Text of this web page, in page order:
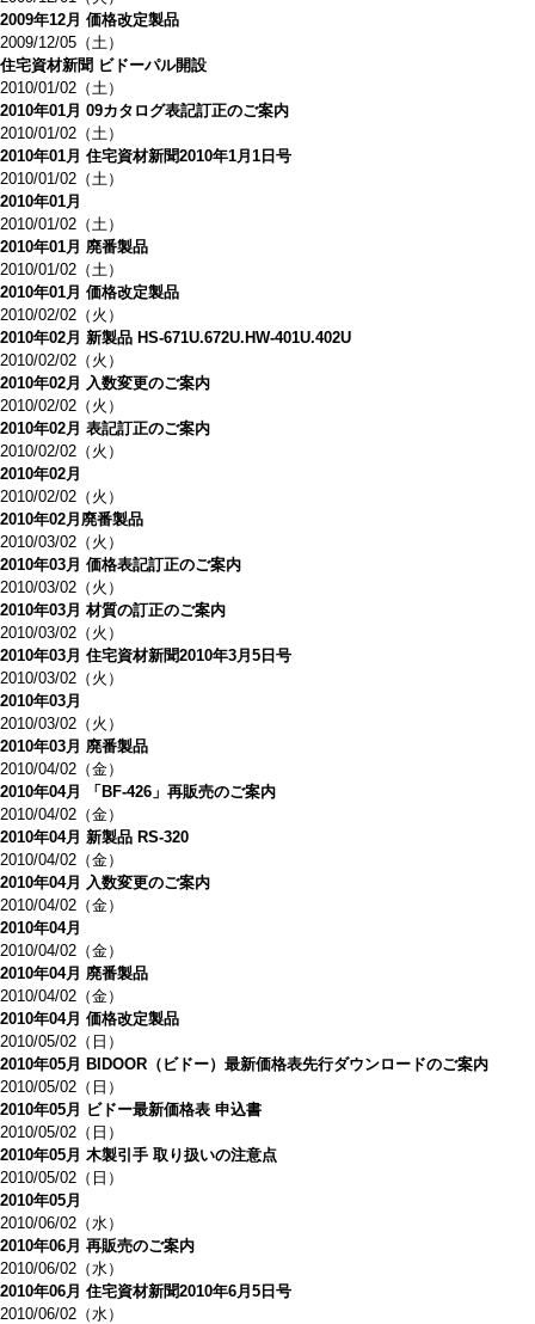
2009年12月 価格改定製品
2009/12/05（土）
住宅資材新聞 ビドーパル開設
2010/01/02（土）
2010年01月 09カタログ表記訂正のご案内
2010/01/02（土）
2010年01月 住宅資材新聞2010年1月1日号
2010/01/02（土）
2010年01月
2010/01/02（土）
2010年01月 廃番製品
2010/01/02（土）
2010年01月 価格改定製品
2010/02/02（火）
2010年02月 新製品 HS-671U.672U.HW-401U.402U
2010/02/02（火）
2010年02月 入数変更のご案内
2010/02/02（火）
2010年02月 表記訂正のご案内
2010/02/02（火）
2010年02月
2010/02/02（火）
2010年02月廃番製品
2010/03/02（火）
2010年03月 価格表記訂正のご案内
2010/03/02（火）
2010年03月 材質の訂正のご案内
2010/03/02（火）
2010年03月 住宅資材新聞2010年3月5日号
2010/03/02（火）
2010年03月
2010/03/02（火）
2010年03月 廃番製品
2010/04/02（金）
2010年04月 「BF-426」再販売のご案内
2010/04/02（金）
2010年04月 新製品 RS-320
2010/04/02（金）
2010年04月 入数変更のご案内
2010/04/02（金）
2010年04月
2010/04/02（金）
2010年04月 廃番製品
2010/04/02（金）
2010年04月 価格改定製品
2010/05/02（日）
2010年05月 BIDOOR（ビドー）最新価格表先行ダウンロードのご案内
2010/05/02（日）
2010年05月 ビドー最新価格表 申込書
2010/05/02（日）
2010年05月 木製引手 取り扱いの注意点
2010/05/02（日）
2010年05月
2010/06/02（水）
2010年06月 再販売のご案内
2010/06/02（水）
2010年06月 住宅資材新聞2010年6月5日号
2010/06/02（水）